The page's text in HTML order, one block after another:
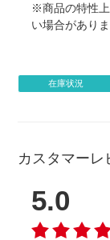
※商品の特性
い場合がありま
在庫状況
カスタマーレ
5.0